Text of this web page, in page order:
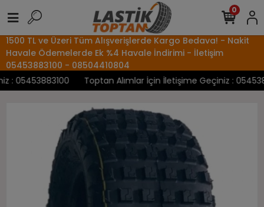
1500 TL ve Üzeri Tüm Alışverişlerde Kargo Bedava! - Nakit
Havale Ödemelerde Ek %4 Havale İndirimi - İletişim
05453883100 - 08504410804
05453883100
Toptan Alımlar İçin İletişime Geçiniz :
0